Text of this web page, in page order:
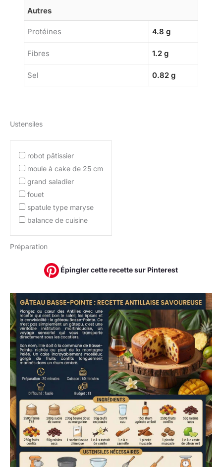
Autres
Protéines 4.8 g
Fibres 1.2 g
Sel 0.82 g
Ustensiles
robot pâtissier
moule à cake de 25 cm
grand saladier
fouet
spatule type maryse
balance de cuisine
Préparation
Épingler cette recette sur Pinterest